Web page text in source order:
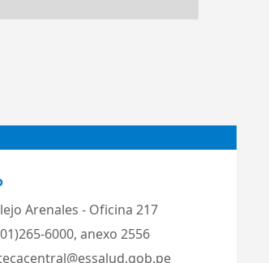
Arenales - Oficina 217
6000, anexo 2556